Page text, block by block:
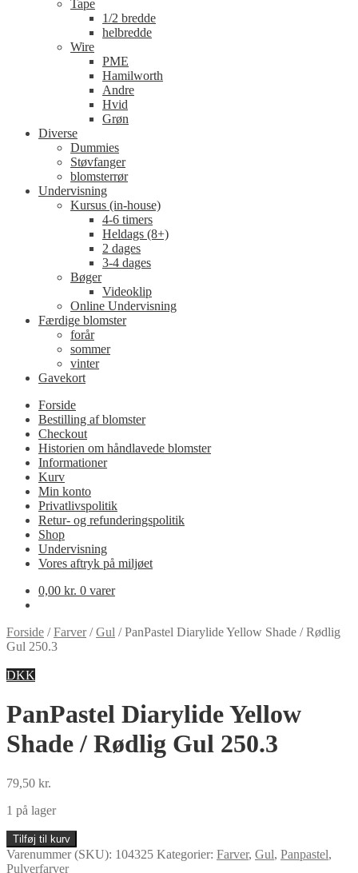
Tape
1/2 bredde
helbredde
Wire
PME
Hamilworth
Andre
Hvid
Grøn
Diverse
Dummies
Støvfanger
blomsterrør
Undervisning
Kursus (in-house)
4-6 timers
Heldags (8+)
2 dages
3-4 dages
Bøger
Videoklip
Online Undervisning
Færdige blomster
forår
sommer
vinter
Gavekort
Forside
Bestilling af blomster
Checkout
Historien om håndlavede blomster
Informationer
Kurv
Min konto
Privatlivspolitik
Retur- og refunderingspolitik
Shop
Undervisning
Vores aftryk på miljøet
0,00 kr. 0 varer
Forside /Farver/Gul /PanPastel Diarylide Yellow Shade / Rødlig
Gul 250.3
DKK
PanPastel Diarylide Yellow
Shade / Rødlig Gul 250.3
79,50 kr.
1 på lager
PanPastel
Diarylide
Yellow
Tilføj til kurv
Varenummer (SKU): 104325 Kategorier: Farver, Gul, Panpastel,
Pulverfarver